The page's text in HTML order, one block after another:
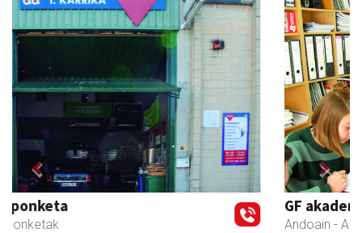
GF akademia
Andoain
Previous Next